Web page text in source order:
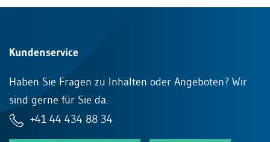
Kundenservice
Haben Sie Fragen zu Inhalten oder Angeboten? Wir
sind gerne für Sie da.
+41 44 434 88 34